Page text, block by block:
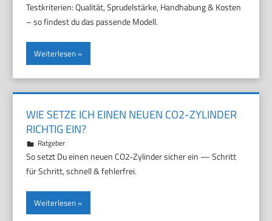
Testkriterien: Qualität, Sprudelstärke, Handhabung & Kosten
– so findest du das passende Modell.
Weiterlesen
WIE SETZE ICH EINEN NEUEN CO2-ZYLINDER
RICHTIG EIN?
25. Juni 2026
Marco
Ratgeber
So setzt Du einen neuen CO2‑Zylinder sicher ein — Schritt
für Schritt, schnell & fehlerfrei.
Weiterlesen